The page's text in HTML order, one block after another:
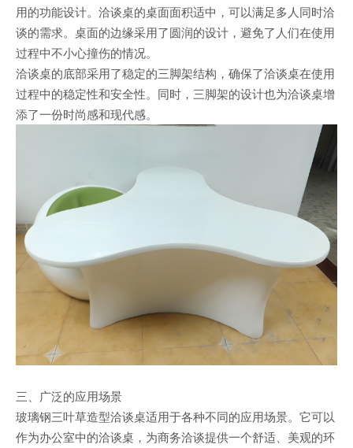
用的功能设计。洽谈桌的桌面面积适中，可以满足多人同时洽
谈的需求。桌面的边缘采用了圆润的设计，避免了人们在使用
过程中不小心撞伤的情况。
洽谈桌的底部采用了稳定的三脚架结构，确保了洽谈桌在使用
过程中的稳定性和安全性。同时，三脚架的设计也为洽谈桌增
添了一份时尚感和现代感。
三、广泛的应用场景
玻璃钢三叶草造型洽谈桌适用于各种不同的应用场景。它可以
作为办公室中的洽谈桌，为商务洽谈提供一个舒适、美观的环